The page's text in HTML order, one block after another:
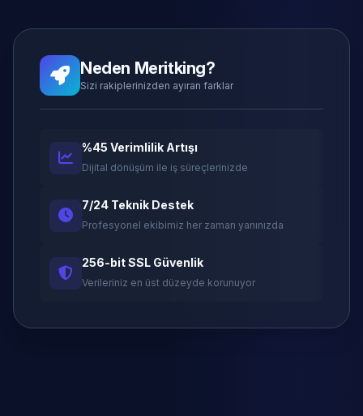
Neden Meritking?
Sizi rakiplerinizden ayıran farklar
%45 Verimlilik Artışı
Dijital dönüşüm ile iş süreçlerinizde
7/24 Teknik Destek
Profesyonel ekibimiz her zaman yanınızda
256-bit SSL Güvenlik
Verileriniz en üst düzeyde korunuyor